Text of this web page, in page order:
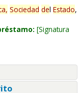
Sociedad del Estado,
Signatura